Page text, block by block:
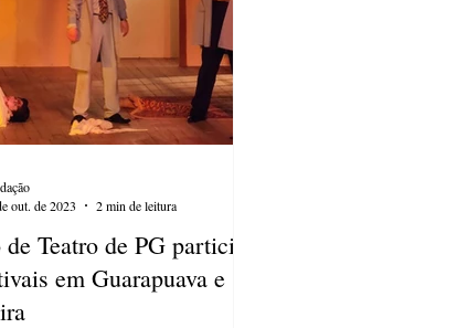
Teatro de PG participa
em Guarapuava e
out. de 2023
2 min de leitura